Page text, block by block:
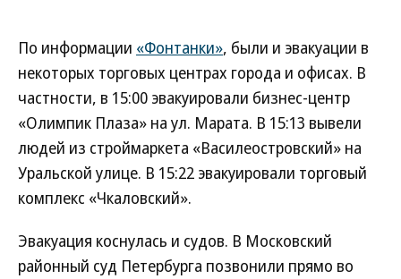
По информации «Фонтанки», были и эвакуации в
некоторых торговых центрах города и офисах. В
частности, в 15:00 эвакуировали бизнес-центр
«Олимпик Плаза» на ул. Марата. В 15:13 вывели
людей из строймаркета «Василеостровский» на
Уральской улице. В 15:22 эвакуировали торговый
комплекс «Чкаловский».
Эвакуация коснулась и судов. В Московский
районный суд Петербурга позвонили прямо во